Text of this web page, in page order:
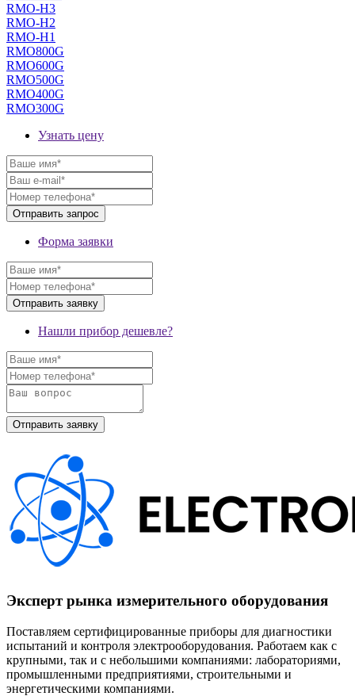
RMO-H3
RMO-H2
RMO-H1
RMO800G
RMO600G
RMO500G
RMO400G
RMO300G
Узнать цену
Форма заявки
Нашли прибор дешевле?
Эксперт рынка измерительного оборудования
Поставляем сертифицированные приборы для диагностики
испытаний и контроля электрооборудования. Работаем как с
крупными, так и с небольшими компаниями: лабораториями,
промышленными предприятиями, строительными и
энергетическими компаниями.